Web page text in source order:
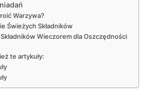
Warzywa?
Świeżych Składników
Wieczorem dla Oszczędności
te artykuły: